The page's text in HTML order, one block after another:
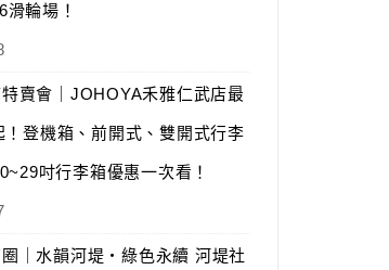
輪場！
賣會｜JOHOYA禾雅仁武店最
！登機箱、前開式、雙開式行李
吋行李箱優惠一次看！
｜水韻河堤‧綠色永續 河堤社